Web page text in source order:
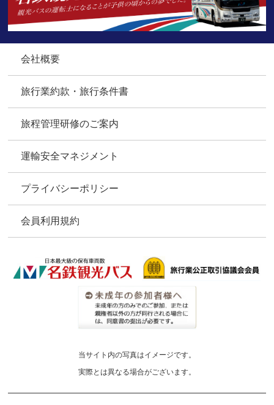
会社概要
旅行業約款・旅行条件書
旅程管理研修のご案内
運輸安全マネジメント
プライバシーポリシー
会員利用規約
当サイト内の写真はイメージです。
実際とは異なる場合がございます。